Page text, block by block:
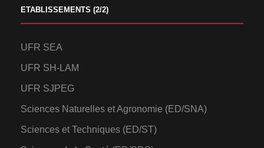
ETABLISSEMENTS (2/2)
UFR SEA
UFR SH-LAM
UFR SJPEG
Sciences Naturelles et Agronomie (ED/SNA)
Sciences et Techniques (ED/ST)